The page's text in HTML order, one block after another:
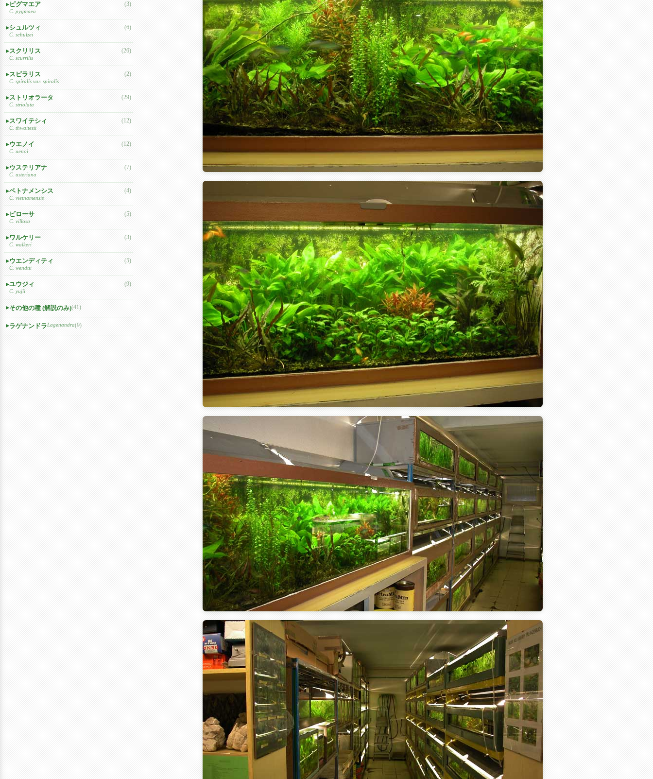
ピグマエア
C. pygmaea
(3)
シュルツィ
C. schulzei
(6)
スクリリス
C. scurrilis
(26)
スピラリス
C. spiralis var. spiralis
(2)
ストリオラータ
C. striolata
(29)
スワイテシィ
C. thwaitesii
(12)
ウエノイ
C. uenoi
(12)
ウステリアナ
C. usteriana
(7)
ベトナメンシス
C. vietnamensis
(4)
ビローサ
C. villosa
(5)
ワルケリー
C. walkeri
(3)
ウエンディティ
C. wendtii
(5)
ユウジィ
C. yujii
(9)
その他の種 (解説のみ)(41)
ラゲナンドラLagenandra(9)